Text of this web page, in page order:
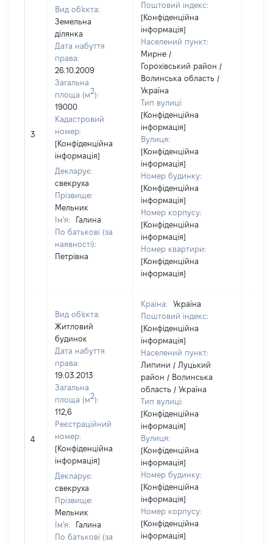
3
Вид об'єкта:
Земельна
ділянка
Дата набуття
права:
26.10.2009
Загальна
площа (м2):
19000
Кадастровий
номер:
[Конфіденційна
інформація]
Декларує:
свекруха
Прізвище:
Мельник
Ім'я:
Галина
По батькові (за
наявності):
Петрівна
Поштовий індекс:
[Конфіденційна
інформація]
Населений пункт:
Мирне /
Горохівський район /
Волинська область /
Україна
Тип вулиці:
[Конфіденційна
інформація]
Вулиця:
[Конфіденційна
інформація]
Номер будинку:
[Конфіденційна
інформація]
Номер корпусу:
[Конфіденційна
інформація]
Номер квартири:
[Конфіденційна
інформація]
4
Вид об'єкта:
Житловий
будинок
Дата набуття
права:
19.03.2013
Загальна
площа (м2):
112,6
Реєстраційний
номер:
[Конфіденційна
інформація]
Декларує:
свекруха
Прізвище:
Мельник
Ім'я:
Галина
По батькові (за
Країна:
Україна
Поштовий індекс:
[Конфіденційна
інформація]
Населений пункт:
Липини / Луцький
район / Волинська
область / Україна
Тип вулиці:
[Конфіденційна
інформація]
Вулиця:
[Конфіденційна
інформація]
Номер будинку:
[Конфіденційна
інформація]
Номер корпусу:
[Конфіденційна
інформація]